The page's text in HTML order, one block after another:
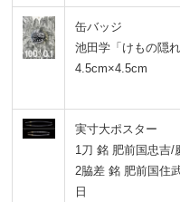
缶バッジ
池田学「けもの隠
4.5cm×4.5cm
実寸大ポスター
1刀 銘 肥前国忠吉/
2脇差 銘 肥前国住
日